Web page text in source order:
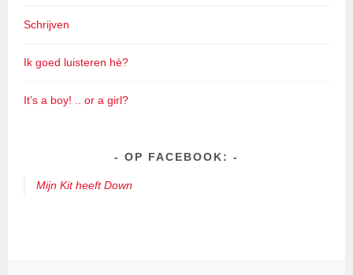
Schrijven
Ik goed luisteren hè?
It’s a boy! .. or a girl?
OP FACEBOOK:
Mijn Kit heeft Down